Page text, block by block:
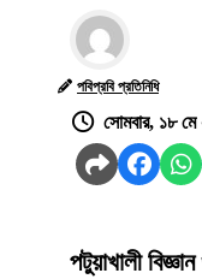
পবিপ্রবি প্রতিনিধি
সোমবার, ১৮
পটুয়াখালী